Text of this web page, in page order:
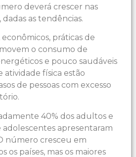
deverá crescer nas
as tendências.
práticas de
o consumo de
e pouco saudáveis
física estão
de pessoas com excesso
40% dos adultos e
adolescentes apresentaram
número cresceu em
os países, mas os maiores